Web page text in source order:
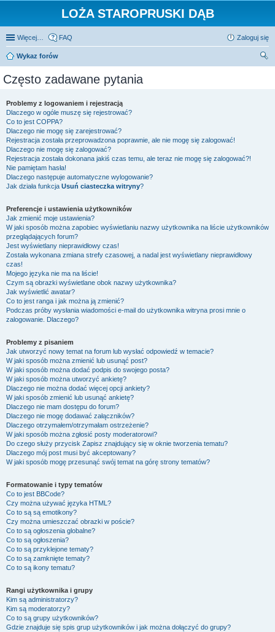
LOŻA STAROPRUSKI DĄB
Więcej… FAQ Zaloguj się
Wykaz forów
Często zadawane pytania
Problemy z logowaniem i rejestracją
Dlaczego w ogóle muszę się rejestrować?
Co to jest COPPA?
Dlaczego nie mogę się zarejestrować?
Rejestracja została przeprowadzona poprawnie, ale nie mogę się zalogować!
Dlaczego nie mogę się zalogować?
Rejestracja została dokonana jakiś czas temu, ale teraz nie mogę się zalogować?!
Nie pamiętam hasła!
Dlaczego następuje automatyczne wylogowanie?
Jak działa funkcja Usuń ciasteczka witryny?
Preferencje i ustawienia użytkowników
Jak zmienić moje ustawienia?
W jaki sposób można zapobiec wyświetlaniu nazwy użytkownika na liście użytkowników
przeglądających forum?
Jest wyświetlany nieprawidłowy czas!
Została wykonana zmiana strefy czasowej, a nadal jest wyświetlany nieprawidłowy
czas!
Mojego języka nie ma na liście!
Czym są obrazki wyświetlane obok nazwy użytkownika?
Jak wyświetlić awatar?
Co to jest ranga i jak można ją zmienić?
Podczas próby wysłania wiadomości e-mail do użytkownika witryna prosi mnie o
zalogowanie. Dlaczego?
Problemy z pisaniem
Jak utworzyć nowy temat na forum lub wysłać odpowiedź w temacie?
W jaki sposób można zmienić lub usunąć post?
W jaki sposób można dodać podpis do swojego posta?
W jaki sposób można utworzyć ankietę?
Dlaczego nie można dodać więcej opcji ankiety?
W jaki sposób zmienić lub usunąć ankietę?
Dlaczego nie mam dostępu do forum?
Dlaczego nie mogę dodawać załączników?
Dlaczego otrzymałem/otrzymałam ostrzeżenie?
W jaki sposób można zgłosić posty moderatorowi?
Do czego służy przycisk Zapisz znajdujący się w oknie tworzenia tematu?
Dlaczego mój post musi być akceptowany?
W jaki sposób mogę przesunąć swój temat na górę strony tematów?
Formatowanie i typy tematów
Co to jest BBCode?
Czy można używać języka HTML?
Co to są są emotikony?
Czy można umieszczać obrazki w poście?
Co to są ogłoszenia globalne?
Co to są ogłoszenia?
Co to są przyklejone tematy?
Co to są zamknięte tematy?
Co to są ikony tematu?
Rangi użytkownika i grupy
Kim są administratorzy?
Kim są moderatorzy?
Co to są grupy użytkowników?
Gdzie znajduje się spis grup użytkowników i jak można dołączyć do grupy?